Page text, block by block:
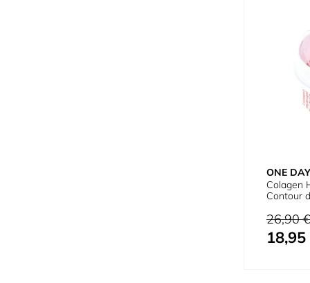
ONE
Colagen
Contour
Prix normal
26,90 €
Prix spécial
18,95